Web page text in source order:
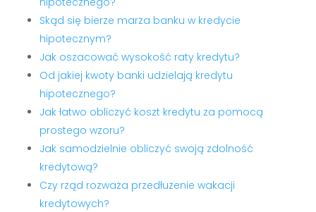
Skąd się bierze marża banku w kredycie
hipotecznym?
Jak oszacować wysokość raty kredytu?
Od jakiej kwoty banki udzielają kredytu
hipotecznego?
Jak łatwo obliczyć koszt kredytu za pomocą
prostego wzoru?
Jak samodzielnie obliczyć swoją zdolność
kredytową?
Czy rząd rozważa przedłużenie wakacji
kredytowych?